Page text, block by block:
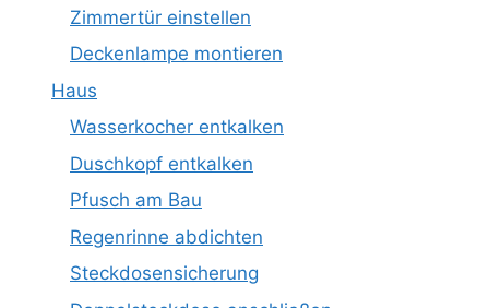
Zimmertür einstellen
Deckenlampe montieren
Haus
Wasserkocher entkalken
Duschkopf entkalken
Pfusch am Bau
Regenrinne abdichten
Steckdosensicherung